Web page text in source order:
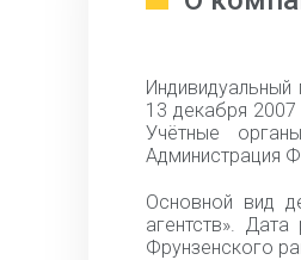
Индивидуальный
13 декабря
Учётные
Администрация
Основной вид
агентств».
Фрунзенского